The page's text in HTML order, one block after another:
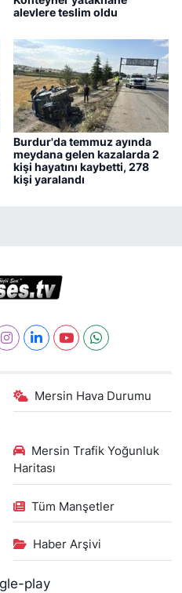
alevlere teslim oldu
Burdur'da temmuz ayında
meydana gelen kazalarda 2
kişi hayatını kaybetti, 278
kişi yaralandı
Mersin Hava Durumu
Mersin Trafik Yoğunluk
Haritası
Tüm Manşetler
Haber Arşivi